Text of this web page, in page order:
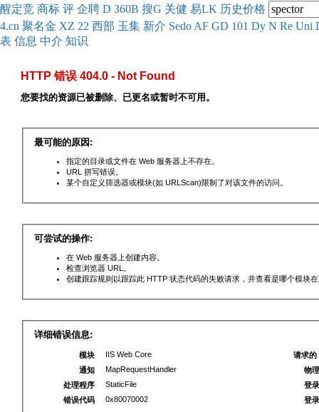
醒定竞 商标 评 企聘 D 360B 搜G 关健 易LK 历史价格
4.cn 聚名金 XZ 22 西部 玉集 新介 Sedo AF GD 101 Dy N Re Uni
表 信息 中介 知识